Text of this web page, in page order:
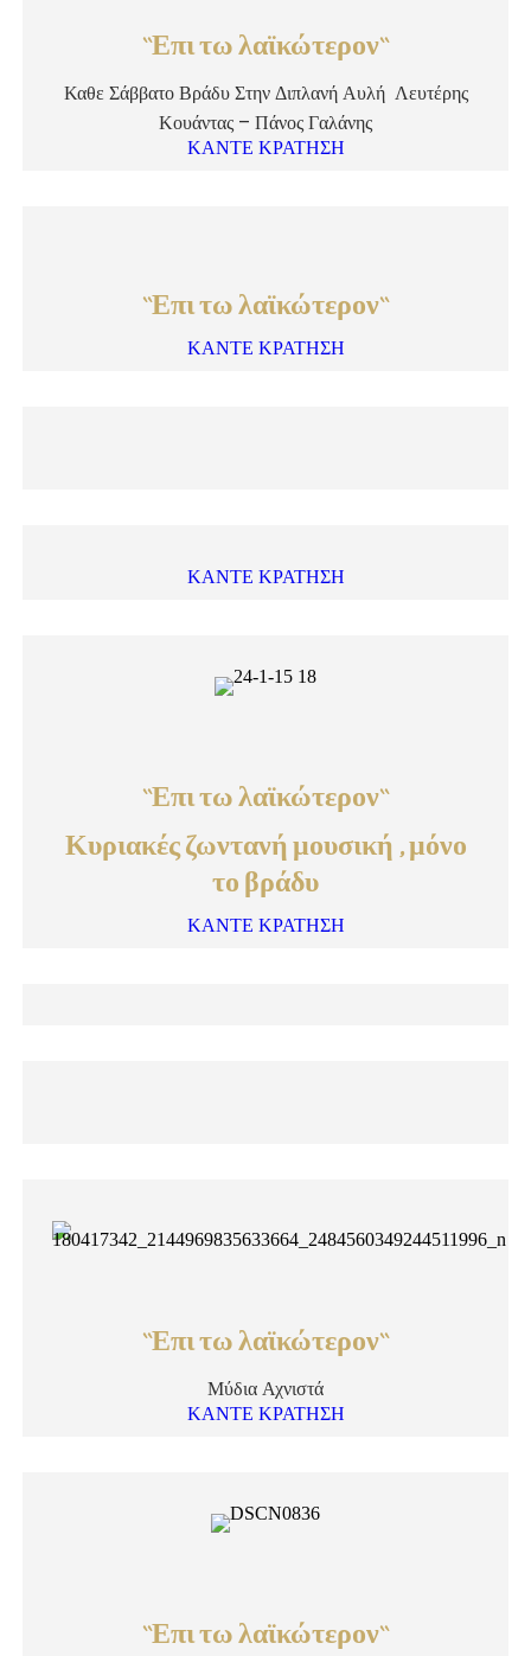
``Επι τω λαϊκώτερον``
Καθε Σάββατο Βράδυ Στην Διπλανή Αυλή Λευτέρης
Κουάντας – Πάνος Γαλάνης
ΚΑΝΤΕ ΚΡΑΤΗΣΗ
``Επι τω λαϊκώτερον``
ΚΑΝΤΕ ΚΡΑΤΗΣΗ
ΚΑΝΤΕ ΚΡΑΤΗΣΗ
``Επι τω λαϊκώτερον``
Κυριακές ζωντανή μουσική , μόνο
το βράδυ
ΚΑΝΤΕ ΚΡΑΤΗΣΗ
``Επι τω λαϊκώτερον``
Μύδια Αχνιστά
ΚΑΝΤΕ ΚΡΑΤΗΣΗ
``Επι τω λαϊκώτερον``